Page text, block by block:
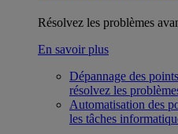
Résolvez les problèmes
En savoir plus
Dépannage des
résolvez les
Automatisation des
les tâches